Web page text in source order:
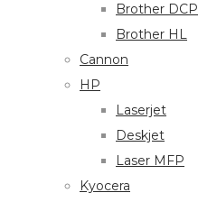
Brother DCP
Brother HL
Cannon
HP
Laserjet
Deskjet
Laser MFP
Kyocera